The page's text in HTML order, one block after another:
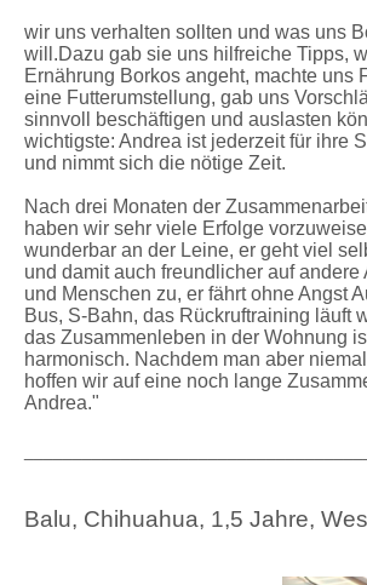
wir uns verhalten sollten und was uns
will.Dazu gab sie uns hilfreiche Tipps,
Ernährung Borkos angeht, machte uns
eine Futterumstellung, gab uns
sinnvoll beschäftigen und auslasten
wichtigste: Andrea ist jederzeit für ihre
und nimmt sich die nötige Zeit.
Nach drei Monaten der
haben wir sehr viele Erfolge
wunderbar an der Leine, er geht viel
und damit auch freundlicher auf andere
und Menschen zu, er fährt ohne Angst
Bus, S-Bahn, das Rückruftraining läuft
das Zusammenleben in der Wohnung
harmonisch. Nachdem man aber
hoffen wir auf eine noch lange
Andrea."
Balu, Chihuahua, 1,5 Jahre,